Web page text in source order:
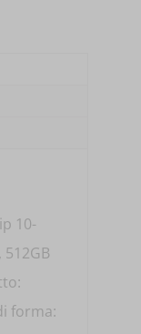
10-
512GB
forma: